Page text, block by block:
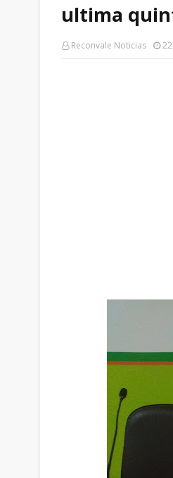
ultima
Reconvale Noticias